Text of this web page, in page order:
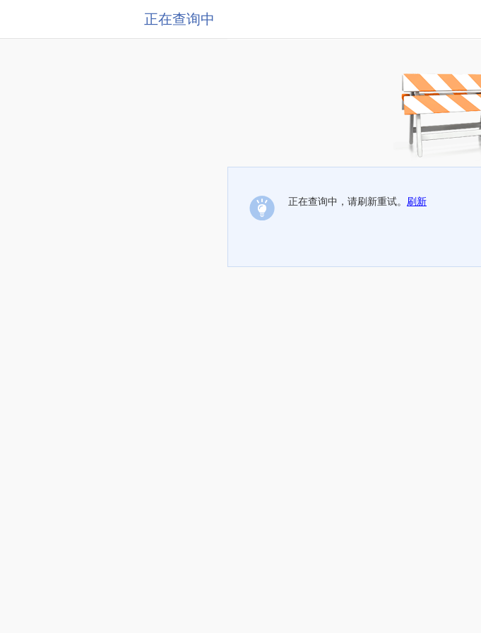
正在查询中
正在查询中，请刷新重试。 刷新